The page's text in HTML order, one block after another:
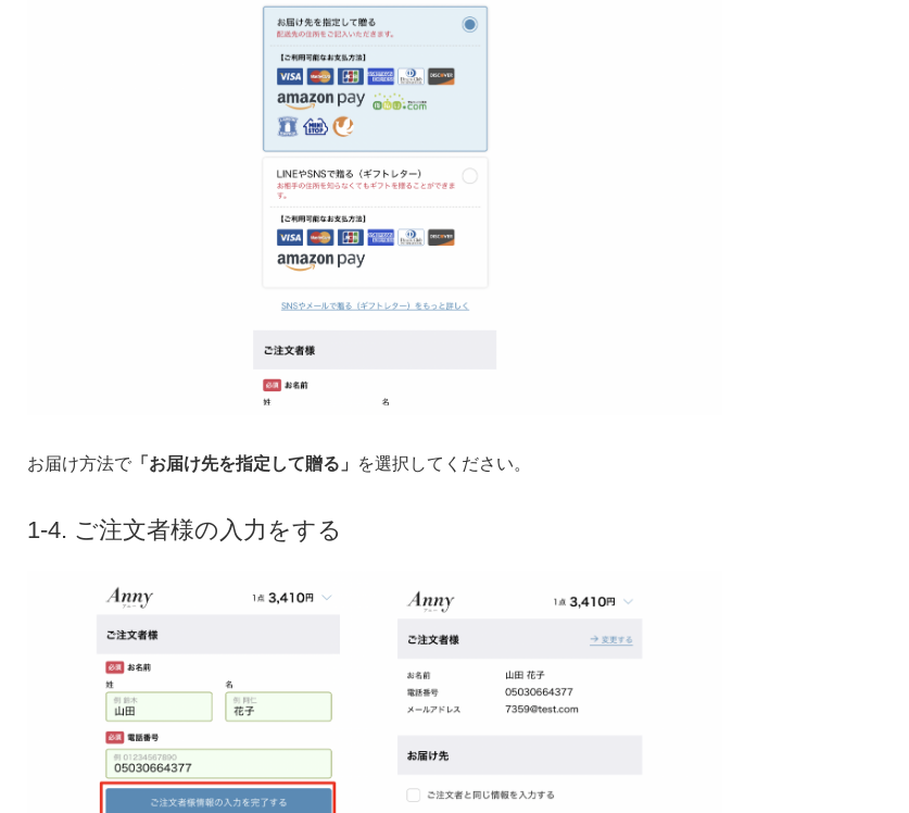
お届け方法で 「お届け先を指定して贈る」 を選択してください。
1-4. ご注文者様の入力をする